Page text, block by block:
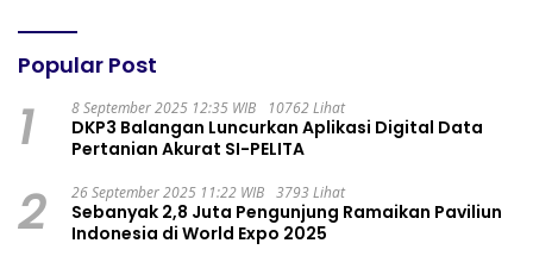
Popular Post
1 8 September 2025 12:35 WIB 10762 Lihat
DKP3 Balangan Luncurkan Aplikasi Digital Data
Pertanian Akurat SI-PELITA
2 26 September 2025 11:22 WIB 3793 Lihat
Sebanyak 2,8 Juta Pengunjung Ramaikan Paviliun
Indonesia di World Expo 2025